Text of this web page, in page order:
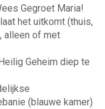
Gegroet Maria!
het uitkomt (thuis,
alleen of met
Geheim diep te
(blauwe kamer)